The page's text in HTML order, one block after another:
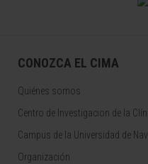
CONOZCA EL CIMA
Quiénes somos
Centro de Investigacion de la
Campus de la Universidad de
Organización